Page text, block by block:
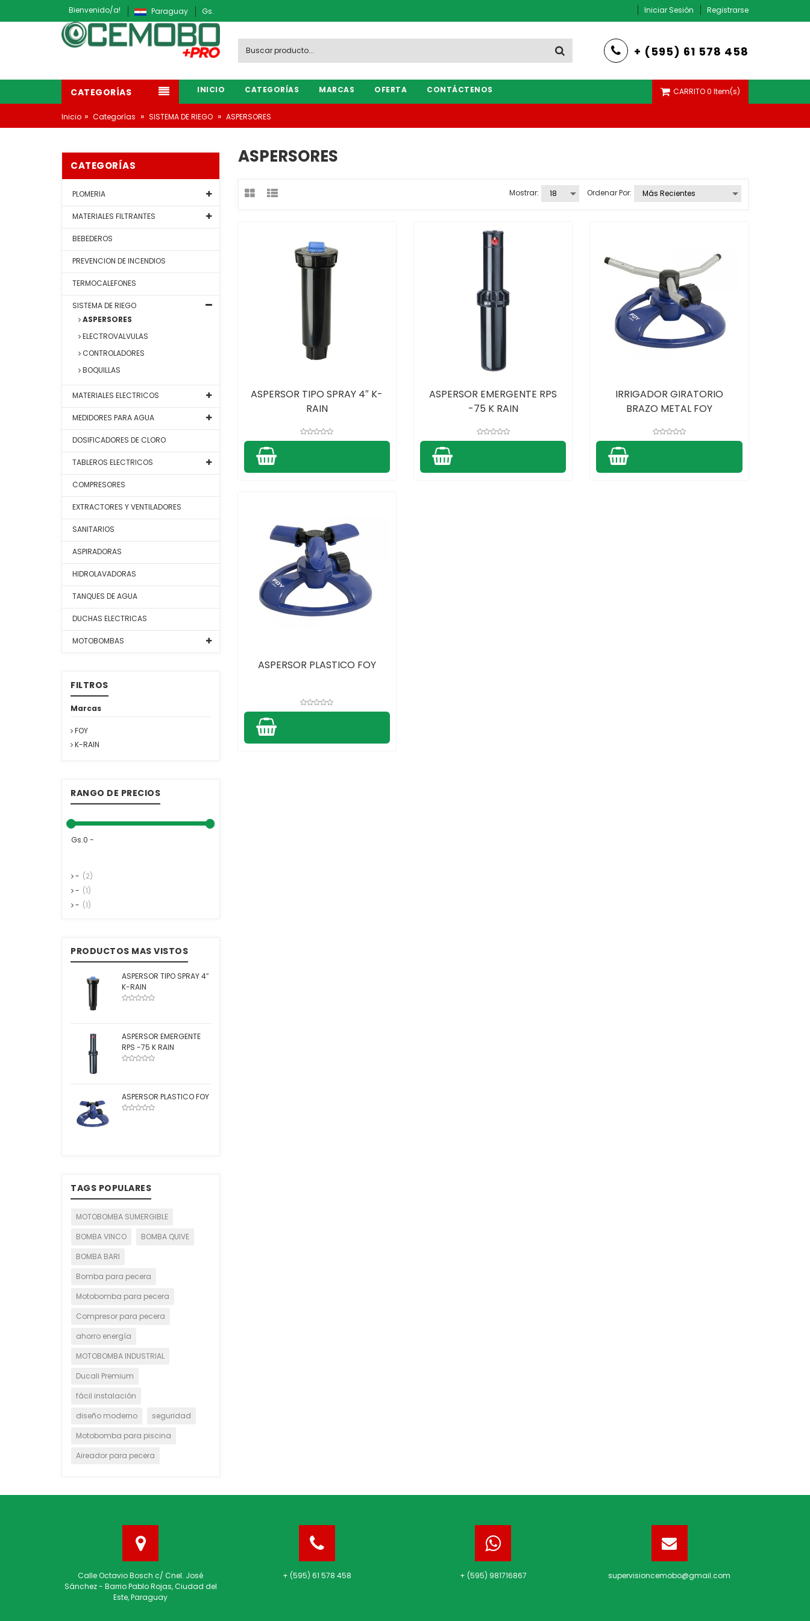
Bienvenido/a! Paraguay Gs. Iniciar Sesión Registrarse
+ (595) 61 578 458
CATEGORÍAS INICIO CATEGORÍAS MARCAS OFERTA CONTÁCTENOS CARRITO0 Item(s)
Inicio » Categorías » SISTEMA DE RIEGO » ASPERSORES
ASPERSORES
Mostrar: Ordenar Por:
ASPERSOR TIPO SPRAY 4″ K-
RAIN
ASPERSOR EMERGENTE RPS
-75 K RAIN
IRRIGADOR GIRATORIO
BRAZO METAL FOY
ASPERSOR PLASTICO FOY
CATEGORÍAS
PLOMERIA
MATERIALES FILTRANTES
BEBEDEROS
PREVENCION DE INCENDIOS
TERMOCALEFONES
SISTEMA DE RIEGO
ASPERSORES
ELECTROVALVULAS
CONTROLADORES
BOQUILLAS
MATERIALES ELECTRICOS
MEDIDORES PARA AGUA
DOSIFICADORES DE CLORO
TABLEROS ELECTRICOS
COMPRESORES
EXTRACTORES Y VENTILADORES
SANITARIOS
ASPIRADORAS
HIDROLAVADORAS
TANQUES DE AGUA
DUCHAS ELECTRICAS
MOTOBOMBAS
FILTROS
Marcas
FOY
K-RAIN
RANGO DE PRECIOS
Gs.0 -
- (2)
- (1)
- (1)
PRODUCTOS MAS VISTOS
ASPERSOR TIPO SPRAY 4″
K-RAIN
ASPERSOR EMERGENTE
RPS -75 K RAIN
ASPERSOR PLASTICO FOY
TAGS POPULARES
MOTOBOMBA SUMERGIBLE
BOMBA VINCO
BOMBA QUIVE
BOMBA BARI
Bomba para pecera
Motobomba para pecera
Compresor para pecera
ahorro energía
MOTOBOMBA INDUSTRIAL
Ducali Premium
fácil instalación
diseño moderno
seguridad
Motobomba para piscina
Aireador para pecera
Calle Octavio Bosch c/ Cnel. José
Sánchez - Barrio Pablo Rojas, Ciudad del
Este, Paraguay
+ (595) 61 578 458 + (595) 981716867 supervisioncemobo@gmail.com